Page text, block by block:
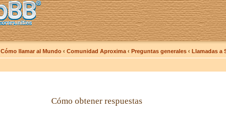
Cómo llamar al Mundo ‹ Comunidad Aproxima ‹ Preguntas generales ‹ Llamadas a
Cómo obtener respuestas